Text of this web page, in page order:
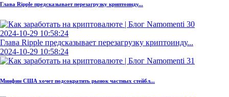
Глава Ripple предсказывает перезагрузку криптоинду...
2024-10-29 10:58:24
Глава Ripple предсказывает перезагрузку криптоинду...
2024-10-29 10:58:24
Минфин США хочет подсократить рынок частных стейбл...